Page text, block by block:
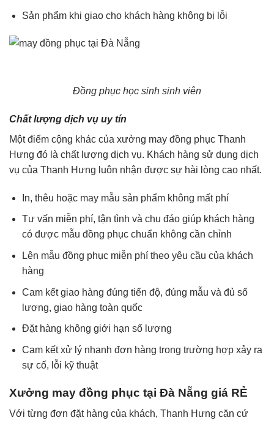
Sản phẩm khi giao cho khách hàng không bị lỗi
Đồng phục học sinh sinh viên
Chất lượng dịch vụ uy tín
Một điểm cộng khác của xưởng may đồng phục Thanh
Hưng đó là chất lượng dịch vụ. Khách hàng sử dụng dịch
vụ của Thanh Hưng luôn nhận được sự hài lòng cao nhất.
In, thêu hoặc may mẫu sản phẩm không mất phí
Tư vấn miễn phí, tận tình và chu đáo giúp khách hàng
có được mẫu đồng phục chuẩn không cần chỉnh
Lên mẫu đồng phục miễn phí theo yêu cầu của khách
hàng
Cam kết giao hàng đúng tiến độ, đúng mẫu và đủ số
lượng, giao hàng toàn quốc
Đặt hàng không giới hạn số lượng
Cam kết xử lý nhanh đơn hàng trong trường hợp xảy ra
sự cố, lỗi kỹ thuật
Xưởng may đồng phục tại Đà Nẵng giá RẺ
Với từng đơn đặt hàng của khách, Thanh Hưng căn cứ